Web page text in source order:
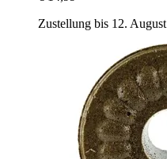
Zustellung bis 12. August